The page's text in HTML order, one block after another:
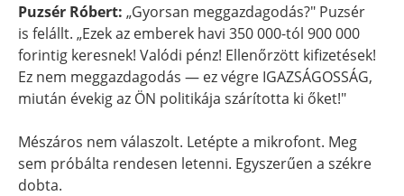
Puzsér Róbert: „Gyorsan meggazdagodás?" Puzsér
is felállt. „Ezek az emberek havi 350 000-tól 900 000
forintig keresnek! Valódi pénz! Ellenőrzött kifizetések!
Ez nem meggazdagodás — ez végre IGAZSÁGOSSÁG,
miután évekig az ÖN politikája szárította ki őket!"
Mészáros nem válaszolt. Letépte a mikrofont. Meg
sem próbálta rendesen letenni. Egyszerűen a székre
dobta.